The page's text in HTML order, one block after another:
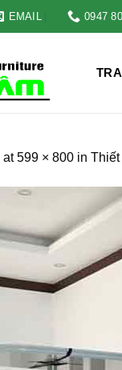
EMAIL 0947
at599 × 800 in Thiết